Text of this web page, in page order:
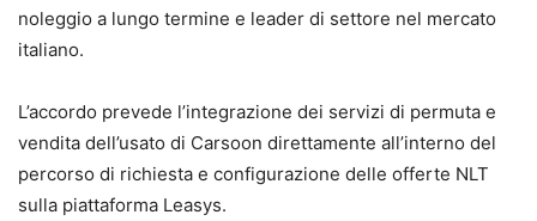
noleggio a lungo termine e leader di settore nel mercato
italiano.
L’accordo prevede l’integrazione dei servizi di permuta e
vendita dell’usato di Carsoon direttamente all’interno del
percorso di richiesta e configurazione delle offerte NLT
sulla piattaforma Leasys.